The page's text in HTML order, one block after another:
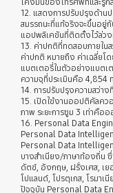
12. แสดงการปรับปรุงด้าน
สมรรถนะที่แท้จริงจะขึ้นอยู่
แอปพลิเคชันที่ติดตั้งไว้ล่วง
13. ค่าปกติที่ทดสอบภายใ
ค่าปกติ หมายถึง ค่าเฉลี่ยโ
แบตเตอรี่ในตัวอย่างแบตเ
ความจุที่ประเมินคือ 4,854
14. การปรับปรุงความสว่า
15. เปิดใช้งานออปติคัลคว
ภาพ ระยะการซูม 3 เท่าคือ
16. Personal Data
Personal Data
Personal Data
บางสำเนียง/ภาษาท้องถิ่น
ดัตช์, อังกฤษ, ฝรั่งเศส, เย
โปแลนด์, โปรตุเกส, โรมาเ
ปัจจุบัน Personal Data